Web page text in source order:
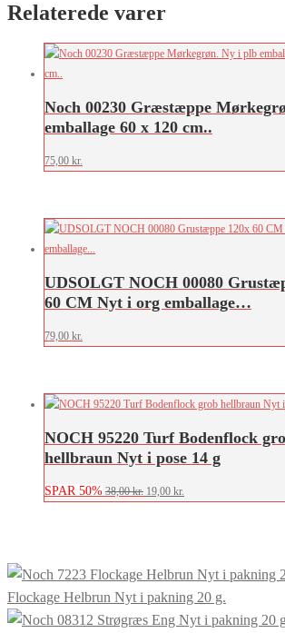
Relaterede varer
Noch 00230 Græstæppe
emballage 60 x 120 cm..
75,00 kr.
UDSOLGT NOCH 00080
60 CM Nyt i org emballage…
79,00 kr.
NOCH 95220 Turf Bodenflock
hellbraun Nyt i pose 14 g
SPAR 50% 38,00kr. Den
38,00 kr..
19,00 kr.
19,00 kr..
Flockage Helbrun Nyt i pakning 20 g.